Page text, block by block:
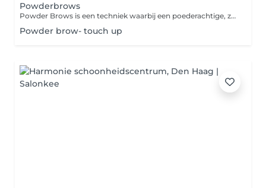
Powderbrows
Powder Brows is een techniek waarbij een poederachtige, zachte schaduw wordt aangebracht om een vollere wenkbrauw te creëren. Het resultaat is een natuurlijke, gevederde look, ideaal voor mensen die op zoek zijn naar meer definitie en een subtiele eyeliner-effect rondom de wenkbrauwen. Het resultaat blijft tot wel 2 jaar zichtbaar en is perfect voor iedereen die van een beetje extra luxe houdt.
Powder brow- touch up